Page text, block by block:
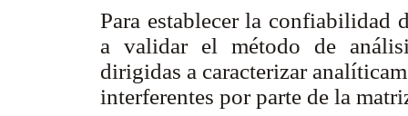
Para establecer la confiabilidad
a validar el método de
dirigidas a caracterizar
interferentes por parte de la